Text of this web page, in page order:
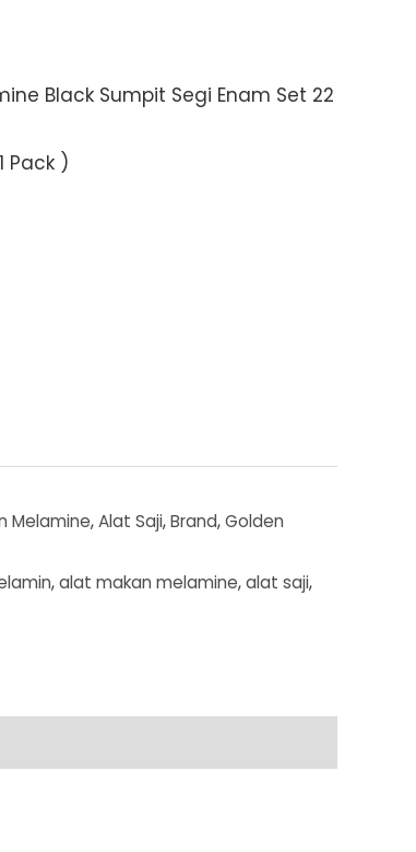
Black Sumpit Segi Enam Set 22
Pack )
Melamine,Alat Saji,Brand,Golden
,alat makan melamine,alat saji,